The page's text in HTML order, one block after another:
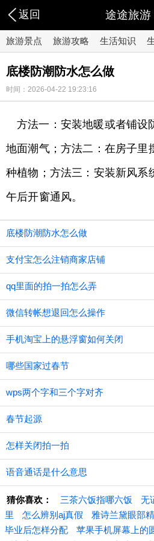
返回 途途旅游
旅游景点 旅游攻略 生活知识
底楼防潮防水怎么做
时间：2026-04-22 19:23:16
方法一：安装地暖或者铺设
地面潮气；方法二：在房子里
种植物；方法三：安装新风系
午后开窗通风。
底楼防潮防水怎么做
支付宝怎么注销商家店铺
qq里面的拍一拍怎么弄
微信转帐想退回怎么操作
手机淘宝上的悬浮窗如何关闭
哪些国家过春节
wps两个字和三个字对齐
春节起源
怎样关闭拍一拍
语音通话是什么意思
猜你喜欢： 三茶六饭指哪六饭
无
里
怎么辨别aj真假 雅诗兰黛眼部
毕业后怎样分配
苹果手机屏幕上的